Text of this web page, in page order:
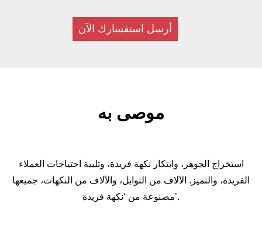
أرسل استفسارك الآن
موصى به
استخراج الجوهر، وابتكار نكهة فريدة، وتلبية احتياجات العملاء
الفريدة، والتميز. الآلاف من التوابل، والآلاف من النكهات، جميعها
مصنوعة من ‘نكهة فريدة’.